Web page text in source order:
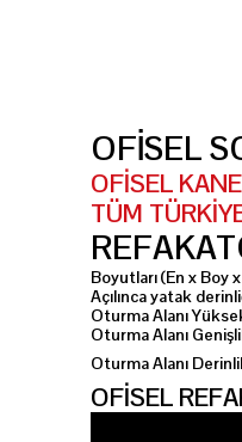
OFİSEL
OFİSEL
TÜM
Boyutları (En x Boy
Açılınca yatak
Oturma Alanı
Oturma Alanı
Oturma Alanı
OFİSEL